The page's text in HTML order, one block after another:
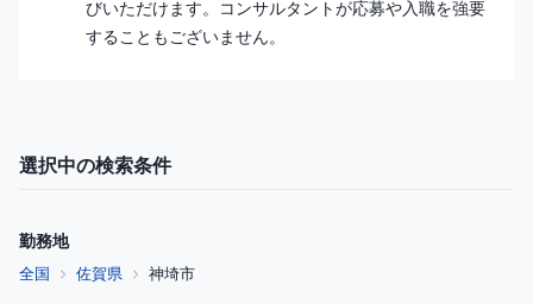
びいただけます。コンサルタントが応募や入職を強要
することもございません。
選択中の検索条件
勤務地
全国 佐賀県 神埼市